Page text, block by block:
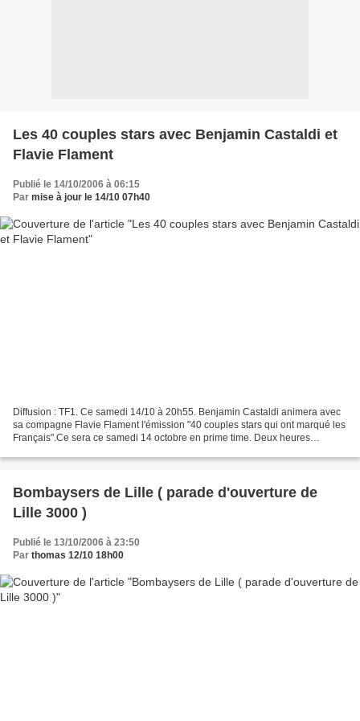
Les 40 couples stars avec Benjamin Castaldi et
Flavie Flament
Publié le 14/10/2006 à 06:15
Par mise à jour le 14/10 07h40
Diffusion : TF1. Ce samedi 14/10 à 20h55. Benjamin Castaldi animera avec
sa compagne Flavie Flament l'émission "40 couples stars qui ont marqué les
Français".Ce sera ce samedi 14 octobre en prime time. Deux heures
Bombaysers de Lille ( parade d'ouverture de
Lille 3000 )
Publié le 13/10/2006 à 23:50
Par thomas 12/10 18h00